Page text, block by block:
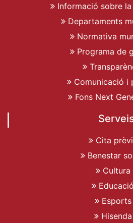
Informació sobre
Departaments
Normativa
Programa de
Comunicació i
Fons Next
Cita
Benestar
Cultura
Educació
Esports
Hisenda